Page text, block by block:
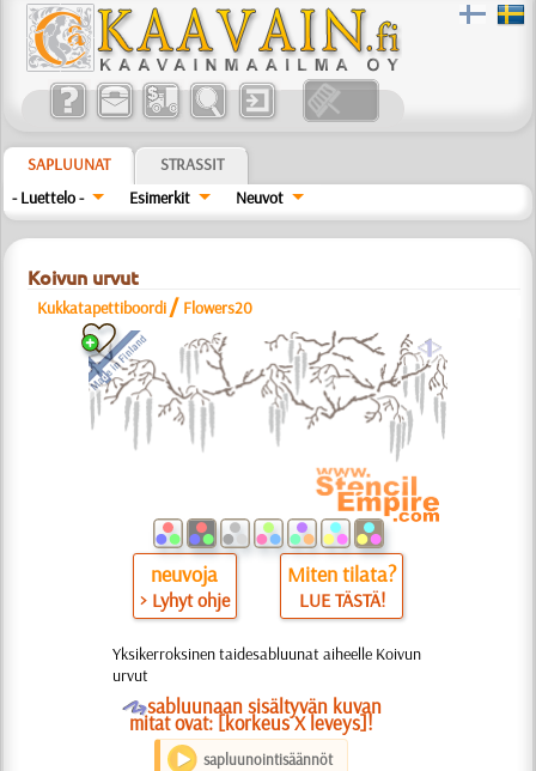
SAPLUUNAT
STRASSIT
- Luettelo -
Esimerkit Neuvot
Koivun urvut
Kukkatapettiboordi / Flowers20
a
neuvoja
> Lyhyt ohje
Miten tilata?
LUE TÄSTÄ!
Yksikerroksinen taidesabluunat aiheelle Koivun
urvut
Osabluunaan sisältyvän kuvan
mitat ovat: [korkeus X leveys]!
sapluunointisäännöt